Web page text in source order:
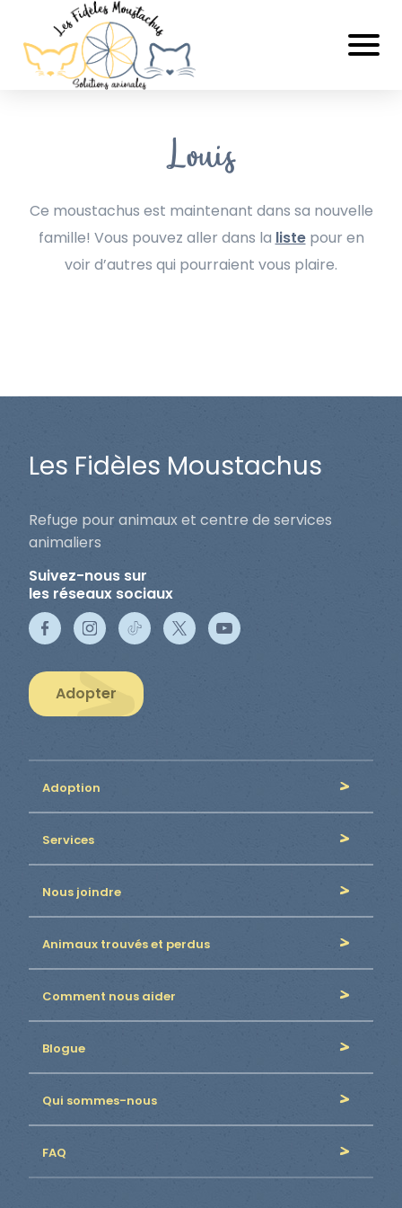
Louis
Ce moustachus est maintenant dans sa nouvelle
famille! Vous pouvez aller dans la listepour en
voir d’autres qui pourraient vous plaire.
Les Fidèles Moustachus
Refuge pour animaux et centre de services
animaliers
Suivez-nous sur
les réseaux sociaux
Adopter
Adoption
Services
Nous joindre
Animaux trouvés et perdus
Comment nous aider
Blogue
Qui sommes-nous
FAQ